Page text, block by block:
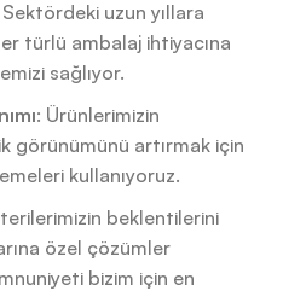
Sektördeki uzun yıllara
türlü ambalaj ihtiyacına
sağlıyor.
: Ürünlerimizin
görünümünü artırmak için
kullanıyoruz.
beklentilerini
özel çözümler
bizim için en